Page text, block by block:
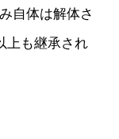
自体は解体さ
上も継承され